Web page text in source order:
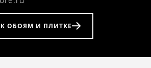
ОБОЯМ И ПЛИТКЕ